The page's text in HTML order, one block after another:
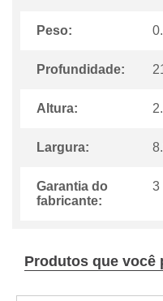
Peso:
Profundidade:
Altura:
Largura:
Garantia do
fabricante:
3
Produtos que você